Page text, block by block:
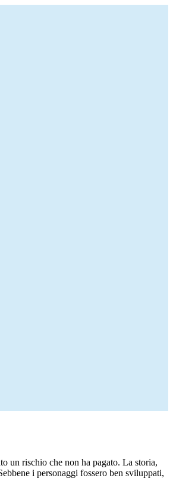
un rischio che non ha pagato. La storia,
i personaggi fossero ben sviluppati,